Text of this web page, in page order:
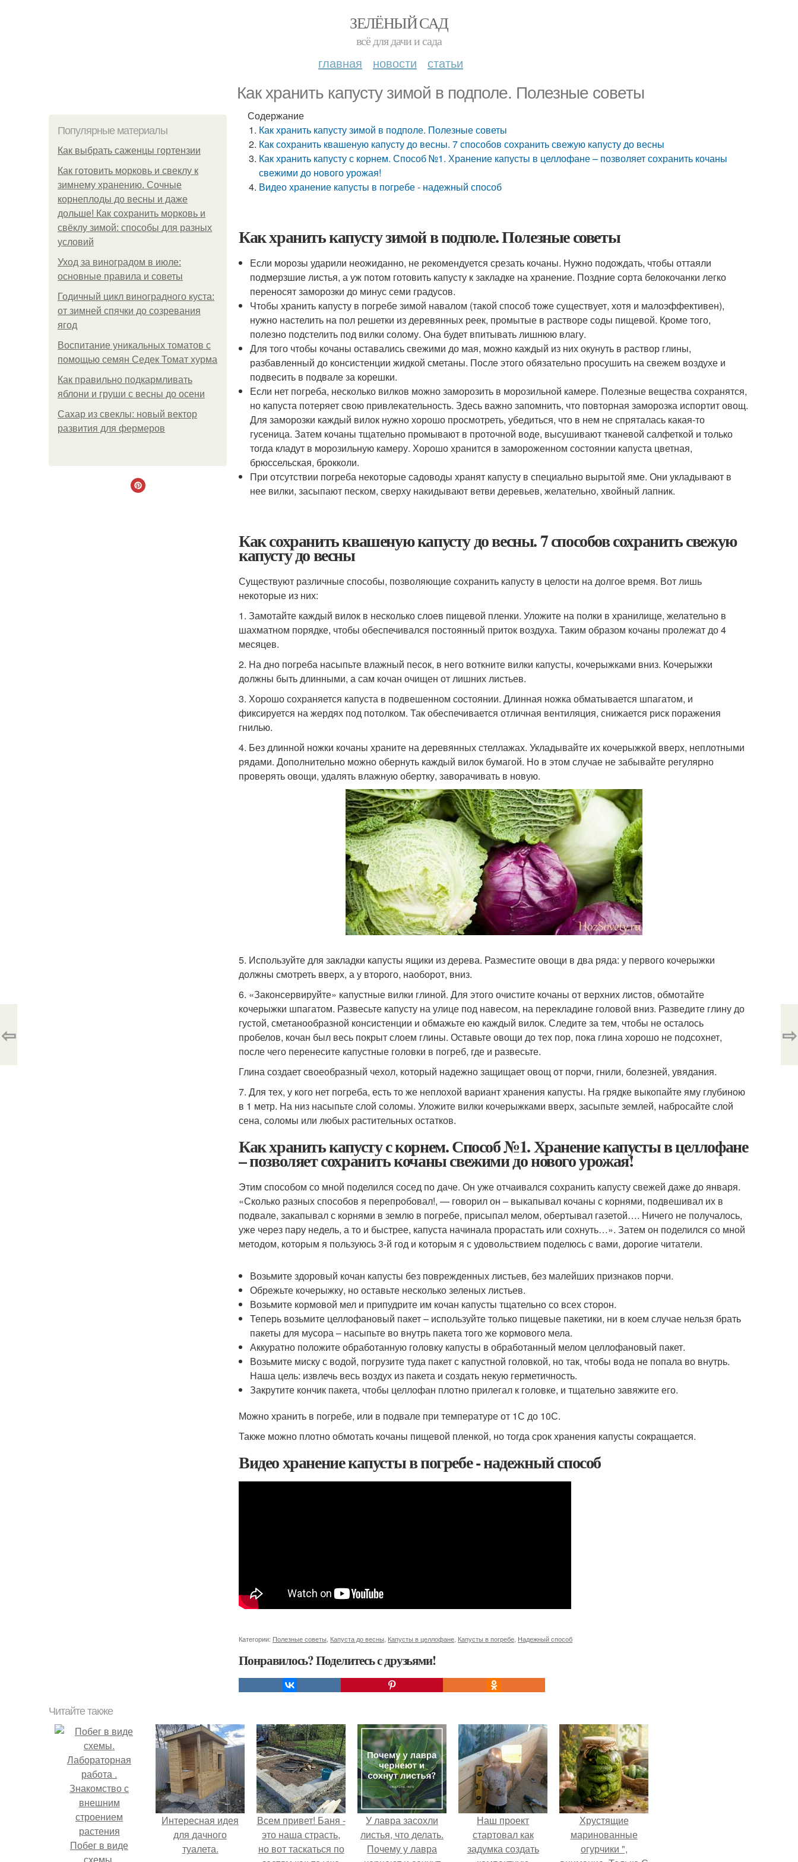
ЗЕЛЁНЫЙ САД
всё для дачи и сада
главная новости статьи
Как хранить капусту зимой в подполе. Полезные советы
Популярные материалы
Как выбрать саженцы гортензии
Как готовить морковь и свеклу к
зимнему хранению. Сочные
корнеплоды до весны и даже
дольше! Как сохранить морковь и
свёклу зимой: способы для разных
условий
Уход за виноградом в июле:
основные правила и советы
Годичный цикл виноградного куста:
от зимней спячки до созревания
ягод
Воспитание уникальных томатов с
помощью семян Седек Томат хурма
Как правильно подкармливать
яблони и груши с весны до осени
Сахар из свеклы: новый вектор
развития для фермеров
Содержание
Как хранить капусту зимой в подполе. Полезные советы
Как сохранить квашеную капусту до весны. 7 способов сохранить свежую капусту до весны
Как хранить капусту с корнем. Способ №1. Хранение капусты в целлофане – позволяет сохранить кочаны
свежими до нового урожая!
Видео хранение капусты в погребе - надежный способ
Как хранить капусту зимой в подполе. Полезные советы
Если морозы ударили неожиданно, не рекомендуется срезать кочаны. Нужно подождать, чтобы оттаяли
подмерзшие листья, а уж потом готовить капусту к закладке на хранение. Поздние сорта белокочанки легко
переносят заморозки до минус семи градусов.
Чтобы хранить капусту в погребе зимой навалом (такой способ тоже существует, хотя и малоэффективен),
нужно настелить на пол решетки из деревянных реек, промытые в растворе соды пищевой. Кроме того,
полезно подстелить под вилки солому. Она будет впитывать лишнюю влагу.
Для того чтобы кочаны оставались свежими до мая, можно каждый из них окунуть в раствор глины,
разбавленный до консистенции жидкой сметаны. После этого обязательно просушить на свежем воздухе и
подвесить в подвале за корешки.
Если нет погреба, несколько вилков можно заморозить в морозильной камере. Полезные вещества сохранятся,
но капуста потеряет свою привлекательность. Здесь важно запомнить, что повторная заморозка испортит овощ.
Для заморозки каждый вилок нужно хорошо просмотреть, убедиться, что в нем не спряталась какая-то
гусеница. Затем кочаны тщательно промывают в проточной воде, высушивают тканевой салфеткой и только
тогда кладут в морозильную камеру. Хорошо хранится в замороженном состоянии капуста цветная,
брюссельская, брокколи.
При отсутствии погреба некоторые садоводы хранят капусту в специально вырытой яме. Они укладывают в
нее вилки, засыпают песком, сверху накидывают ветви деревьев, желательно, хвойный лапник.
Как сохранить квашеную капусту до весны. 7 способов сохранить свежую
капусту до весны
Существуют различные способы, позволяющие сохранить капусту в целости на долгое время. Вот лишь
некоторые из них:
1. Замотайте каждый вилок в несколько слоев пищевой пленки. Уложите на полки в хранилище, желательно в
шахматном порядке, чтобы обеспечивался постоянный приток воздуха. Таким образом кочаны пролежат до 4
месяцев.
2. На дно погреба насыпьте влажный песок, в него воткните вилки капусты, кочерыжками вниз. Кочерыжки
должны быть длинными, а сам кочан очищен от лишних листьев.
3. Хорошо сохраняется капуста в подвешенном состоянии. Длинная ножка обматывается шпагатом, и
фиксируется на жердях под потолком. Так обеспечивается отличная вентиляция, снижается риск поражения
гнилью.
4. Без длинной ножки кочаны храните на деревянных стеллажах. Укладывайте их кочерыжкой вверх, неплотными
рядами. Дополнительно можно обернуть каждый вилок бумагой. Но в этом случае не забывайте регулярно
проверять овощи, удалять влажную обертку, заворачивать в новую.
5. Используйте для закладки капусты ящики из дерева. Разместите овощи в два ряда: у первого кочерыжки
должны смотреть вверх, а у второго, наоборот, вниз.
6. «Законсервируйте» капустные вилки глиной. Для этого очистите кочаны от верхних листов, обмотайте
кочерыжки шпагатом. Развесьте капусту на улице под навесом, на перекладине головой вниз. Разведите глину до
густой, сметанообразной консистенции и обмажьте ею каждый вилок. Следите за тем, чтобы не осталось
пробелов, кочан был весь покрыт слоем глины. Оставьте овощи до тех пор, пока глина хорошо не подсохнет,
после чего перенесите капустные головки в погреб, где и развесьте.
Глина создает своеобразный чехол, который надежно защищает овощ от порчи, гнили, болезней, увядания.
7. Для тех, у кого нет погреба, есть то же неплохой вариант хранения капусты. На грядке выкопайте яму глубиною
в 1 метр. На низ насыпьте слой соломы. Уложите вилки кочерыжками вверх, засыпьте землей, набросайте слой
сена, соломы или любых растительных остатков.
Как хранить капусту с корнем. Способ №1. Хранение капусты в целлофане
– позволяет сохранить кочаны свежими до нового урожая!
Этим способом со мной поделился сосед по даче. Он уже отчаивался сохранить капусту свежей даже до января.
«Сколько разных способов я перепробовал!, — говорил он – выкапывал кочаны с корнями, подвешивал их в
подвале, закапывал с корнями в землю в погребе, присыпал мелом, обертывал газетой…. Ничего не получалось,
уже через пару недель, а то и быстрее, капуста начинала прорастать или сохнуть…». Затем он поделился со мной
методом, которым я пользуюсь 3-й год и которым я с удовольствием поделюсь с вами, дорогие читатели.
Возьмите здоровый кочан капусты без поврежденных листьев, без малейших признаков порчи.
Обрежьте кочерыжку, но оставьте несколько зеленых листьев.
Возьмите кормовой мел и припудрите им кочан капусты тщательно со всех сторон.
Теперь возьмите целлофановый пакет – используйте только пищевые пакетики, ни в коем случае нельзя брать
пакеты для мусора – насыпьте во внутрь пакета того же кормового мела.
Аккуратно положите обработанную головку капусты в обработанный мелом целлофановый пакет.
Возьмите миску с водой, погрузите туда пакет с капустной головкой, но так, чтобы вода не попала во внутрь.
Наша цель: извлечь весь воздух из пакета и создать некую герметичность.
Закрутите кончик пакета, чтобы целлофан плотно прилегал к головке, и тщательно завяжите его.
Можно хранить в погребе, или в подвале при температуре от 1С до 10С.
Также можно плотно обмотать кочаны пищевой пленкой, но тогда срок хранения капусты сокращается.
Видео хранение капусты в погребе - надежный способ
Категории: Полезные советы Капуста до весны Капусты в целлофане Капусты в погребе Надежный способ
Понравилось? Поделитесь с друзьями!
⇦ ⇨
Читайте также
Побег в виде
Интересная идея
для дачного
туалета.
Всем привет! Баня -
это наша страсть,
но вот таскаться по
У лавра засохли
листья, что делать.
Почему у лавра
Наш проект
стартовал как
задумка создать
Хрустящие
маринованные
огурчики ",